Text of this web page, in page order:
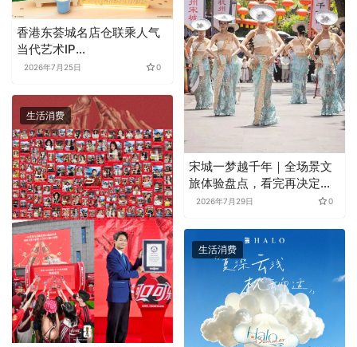
宋城一梦越千年｜全场景文
旅体验盘点，看完再决定去
不去
2026年7月29日 0
香港东荟城名店仓联乘人气
当代艺术IP
SSEBONGRAMA 携手打造
联名企划
2026年7月25日 0
生活消费
生活消费